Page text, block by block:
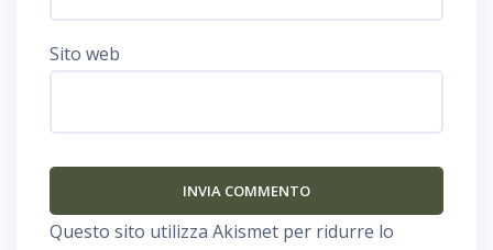
Sito web
Questo sito utilizza Akismet per ridurre lo